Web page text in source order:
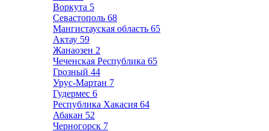
Воркута 5
Севастополь 68
Мангистауская область 65
Актау 59
Жанаозен 2
Чеченская Республика 65
Грозный 44
Урус-Мартан 7
Гудермес 6
Республика Хакасия 64
Абакан 52
Черногорск 7